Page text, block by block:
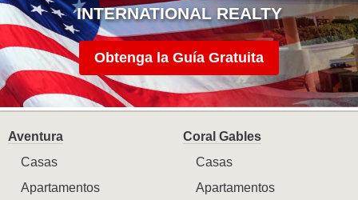
INTERNATIONAL REALTY
Obtenga la Guía Gratuita
Aventura
Casas
Apartamentos
Coral Gables
Casas
Apartamentos